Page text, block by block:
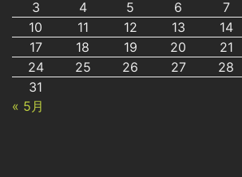
3
4 5 6 7
10
11 12 13 14
17
18 19 20 21
24
25 26 27 28
31
« 5月